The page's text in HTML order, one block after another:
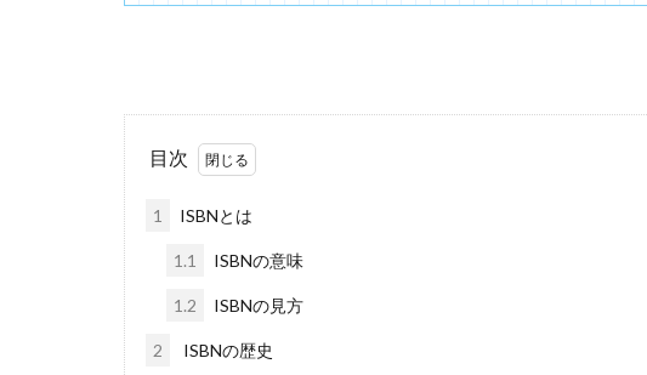
目次
1 ISBNとは
1.1 ISBNの意味
1.2 ISBNの見方
2 ISBNの歴史